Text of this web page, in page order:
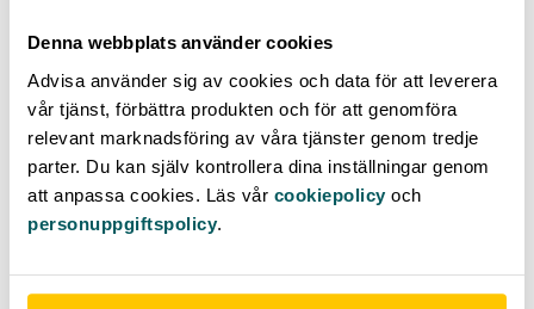
Denna webbplats använder cookies
Advisa använder sig av cookies och data för att leverera
vår tjänst, förbättra produkten och för att genomföra
relevant marknadsföring av våra tjänster genom tredje
parter. Du kan själv kontrollera dina inställningar genom
att anpassa cookies. Läs vår cookiepolicyoch
personuppgiftspolicy.
2 maj – deklarera
Sista dagen att deklarera är 2 maj. Har du inte fått anstånd med att
lämna din deklaration riskerar du förseningsavgifter om du inte
deklarerat innan detta datum.
5 maj – extra skatteinbetalning
Om du räknar med kvarskatt under 30 000 kr och vill undvika ränta,
ska du göra en extra skatteinbetalning senast den 5 maj.
2-6 juni – slutskattebesked & skatteåterbäring